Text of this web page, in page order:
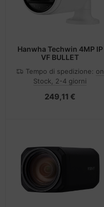
Hanwha Techwin 4MP IP
VF BULLET
Tempo di spedizione: on
Stock, 2-4 giorni
249,11 €